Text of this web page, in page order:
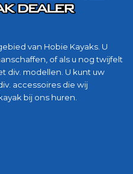
van Hobie Kayaks. U
of als u nog twijfelt
div. modellen. U kunt uw
accessoires die wij
bij ons huren.